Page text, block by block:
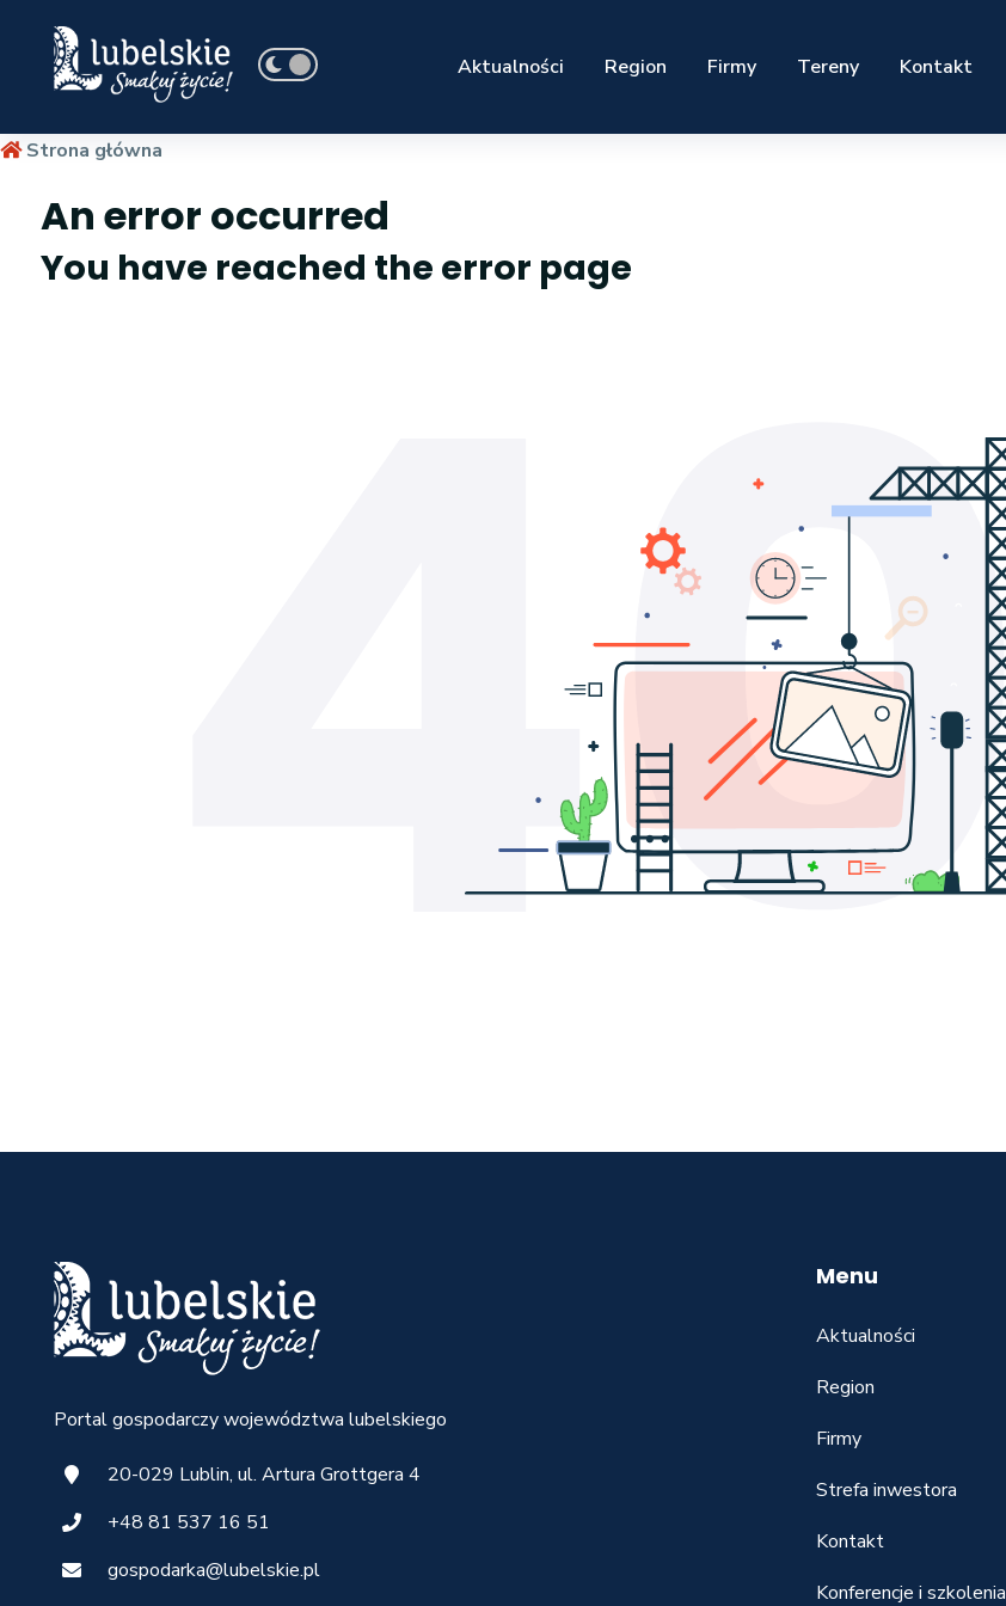
Aktualności Region Firmy Tereny Kontakt
Strona główna
An error occurred
You have reached the error page
Portal gospodarczy województwa lubelskiego
20-029 Lublin, ul. Artura Grottgera 4
+48 81 537 16 51
gospodarka@lubelskie.pl
Menu
Aktualności
Region
Firmy
Strefa inwestora
Kontakt
Konferencje i szkolenia